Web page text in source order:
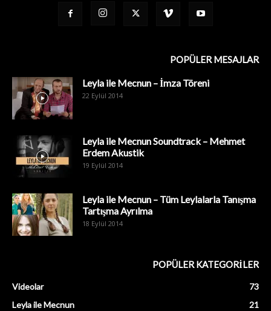
POPÜLER MESAJLAR
Leyla ile Mecnun – İmza Töreni
22 Eylül 2014
Leyla ile Mecnun Soundtrack – Mehmet
Erdem Akustik
19 Eylül 2014
Leyla ile Mecnun – Tüm Leylalarla Tanışma
Tartışma Ayrılma
18 Eylül 2014
POPÜLER KATEGORİLER
Videolar
73
Leyla ile Mecnun
21